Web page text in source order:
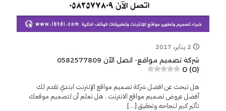
2 يناير، 2017
شركة تصميم مواقع- اتصل الآن 0582577809
0 (0)
هل تبحث عن افضل شركة تصميم مواقع الإنترنت ابتدي تقدم لك
أفضل عروض تصميم مواقع الانترنت . هل تعلم أن لتصميم موقعك
تأثير كبير لنجاحه وتحقيق […]